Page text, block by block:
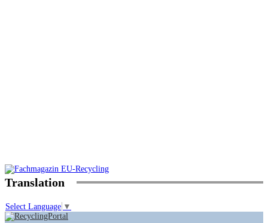
Translation
Select Language ▼